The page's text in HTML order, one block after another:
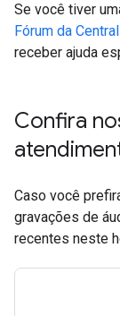
Se você tiver
Fórum da
receber ajuda
Confira
Caso você
gravações de
recentes neste